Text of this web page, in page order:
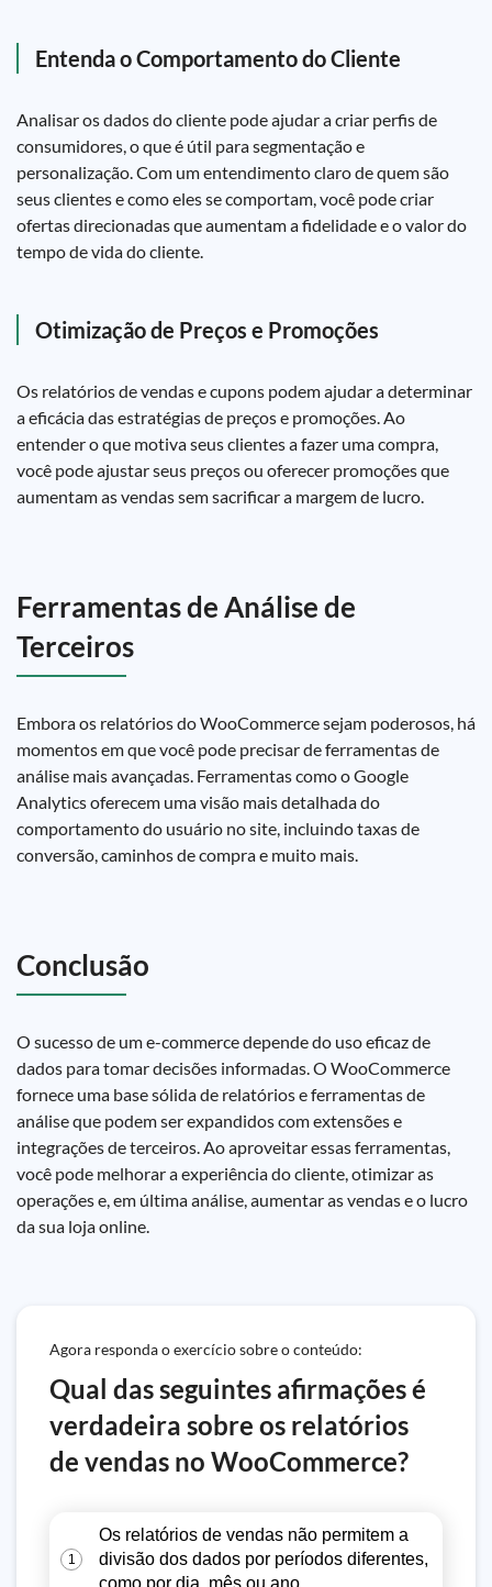
Entenda o Comportamento do Cliente
Analisar os dados do cliente pode ajudar a criar perfis de
consumidores, o que é útil para segmentação e
personalização. Com um entendimento claro de quem são
seus clientes e como eles se comportam, você pode criar
ofertas direcionadas que aumentam a fidelidade e o valor do
tempo de vida do cliente.
Otimização de Preços e Promoções
Os relatórios de vendas e cupons podem ajudar a determinar
a eficácia das estratégias de preços e promoções. Ao
entender o que motiva seus clientes a fazer uma compra,
você pode ajustar seus preços ou oferecer promoções que
aumentam as vendas sem sacrificar a margem de lucro.
Ferramentas de Análise de
Terceiros
Embora os relatórios do WooCommerce sejam poderosos, há
momentos em que você pode precisar de ferramentas de
análise mais avançadas. Ferramentas como o Google
Analytics oferecem uma visão mais detalhada do
comportamento do usuário no site, incluindo taxas de
conversão, caminhos de compra e muito mais.
Conclusão
O sucesso de um e-commerce depende do uso eficaz de
dados para tomar decisões informadas. O WooCommerce
fornece uma base sólida de relatórios e ferramentas de
análise que podem ser expandidos com extensões e
integrações de terceiros. Ao aproveitar essas ferramentas,
você pode melhorar a experiência do cliente, otimizar as
operações e, em última análise, aumentar as vendas e o lucro
da sua loja online.
Agora responda o exercício sobre o conteúdo:
Qual das seguintes afirmações é
verdadeira sobre os relatórios
de vendas no WooCommerce?
1
Os relatórios de vendas não permitem a
divisão dos dados por períodos diferentes,
como por dia, mês ou ano.